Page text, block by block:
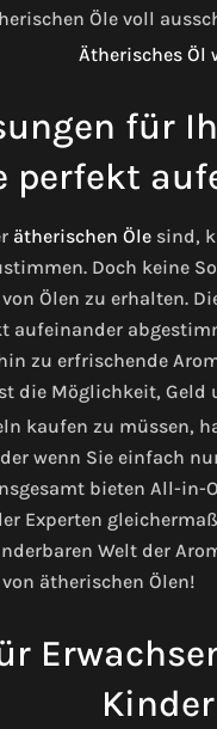
Öle voll
für
perfekt
ätherischen Öle sind,
Doch keine
Ölen zu erhalten.
aufeinander
zu erfrischende
die Möglichkeit, Geld
kaufen zu müssen,
wenn Sie einfach
bieten All-in-
Experten
Welt der
ätherischen Ölen!